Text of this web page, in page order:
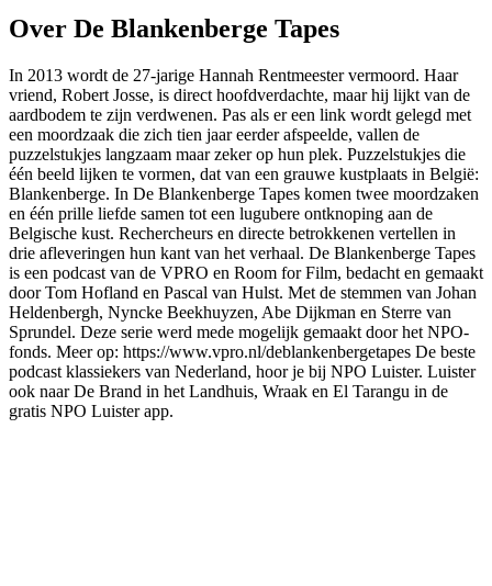
Over De Blankenberge Tapes
In 2013 wordt de 27-jarige Hannah Rentmeester vermoord. Haar
vriend, Robert Josse, is direct hoofdverdachte, maar hij lijkt van de
aardbodem te zijn verdwenen. Pas als er een link wordt gelegd met
een moordzaak die zich tien jaar eerder afspeelde, vallen de
puzzelstukjes langzaam maar zeker op hun plek. Puzzelstukjes die
één beeld lijken te vormen, dat van een grauwe kustplaats in België:
Blankenberge. In De Blankenberge Tapes komen twee moordzaken
en één prille liefde samen tot een lugubere ontknoping aan de
Belgische kust. Rechercheurs en directe betrokkenen vertellen in
drie afleveringen hun kant van het verhaal. De Blankenberge Tapes
is een podcast van de VPRO en Room for Film, bedacht en gemaakt
door Tom Hofland en Pascal van Hulst. Met de stemmen van Johan
Heldenbergh, Nyncke Beekhuyzen, Abe Dijkman en Sterre van
Sprundel. Deze serie werd mede mogelijk gemaakt door het NPO-
fonds. Meer op: https://www.vpro.nl/deblankenbergetapes De beste
podcast klassiekers van Nederland, hoor je bij NPO Luister. Luister
ook naar De Brand in het Landhuis, Wraak en El Tarangu in de
gratis NPO Luister app.